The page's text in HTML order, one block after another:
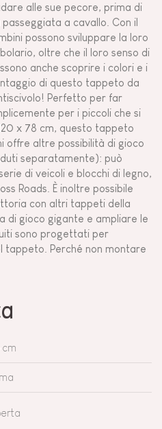
alle sue pecore, prima di
a cavallo. Con il
possono sviluppare la loro
oltre che il loro senso di
anche scoprire i colori e i
di questo tappeto da
Perfetto per far
per i piccoli che si
x 78 cm, questo tappeto
offre altre possibilità di gioco
separatamente): può
di veicoli e blocchi di legno,
Roads. È inoltre possibile
con altri tappeti della
di gioco gigante e ampliare le
sono progettati per
tappeto. Perché non montare
cm